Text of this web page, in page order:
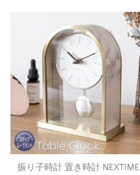
振り子時計 置き時計 NEXTIME